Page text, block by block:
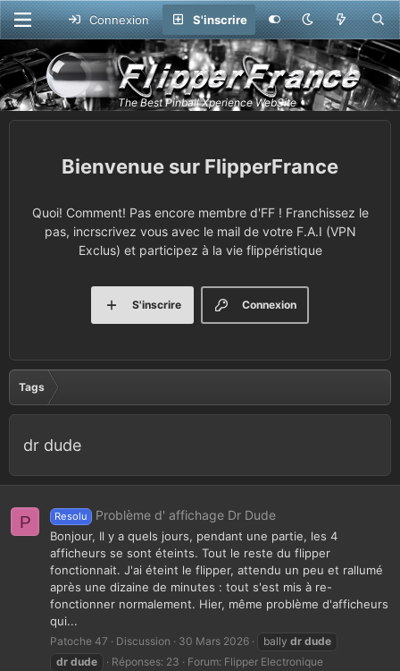
Connexion S'inscrire
FlipperFrance
Quoi! Comment! Pas encore membre d'FF ! Franchissez le
pas, incrscrivez vous avec le mail de votre F.A.I (VPN
Exclus) et participez à la vie flippéristique
Connexion
S'inscrire
Tags
dr dude
P Resolu Problème d' affichage Dr Dude
Bonjour, Il y a quels jours, pendant une partie, les 4
afficheurs se sont éteints. Tout le reste du flipper
fonctionnait. J'ai éteint le flipper, attendu un peu et rallumé
après une dizaine de minutes : tout s'est mis à re-
fonctionner normalement. Hier, même problème d'afficheurs
qui...
Patoche 47 Discussion 30 Mars 2026 bally dr dude
dr dude Réponses: 23 Forum: Flipper Electronique